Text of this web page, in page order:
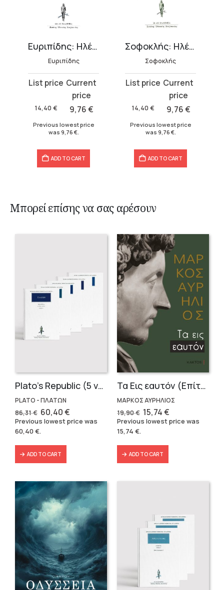
Ευριπίδης: Ηλέκτρα
Ευριπίδης
14,40 €
Original
was:
9,76€
Current
is:
Previous lowest price
was 9,76 €.
ADD TO CART
Σοφοκλής: Ηλέκτρα
Σοφοκλής
14,40 €
Original
was:
9,76€
Current
is:
Previous lowest price
was 9,76 €.
ADD TO CART
Μπορεί επίσης να σας αρέσουν
Plato’s Republic (5 volumes)
PLATO - ΠΛΑΤΩΝ
86,31€ Original
price
was:
86,31 €.
60,40€Current
price
is:
Previous lowest price was
60,40€.
ADD TO CART
Τα Εις εαυτόν (Επίτομο) – Μάρκος Αυρήλιος
ΜΑΡΚΟΣ ΑΥΡΗΛΙΟΣ
19,90€ Original
price
was:
15,74€Current
price
is:
Previous lowest price was
15,74 €.
ADD TO CART